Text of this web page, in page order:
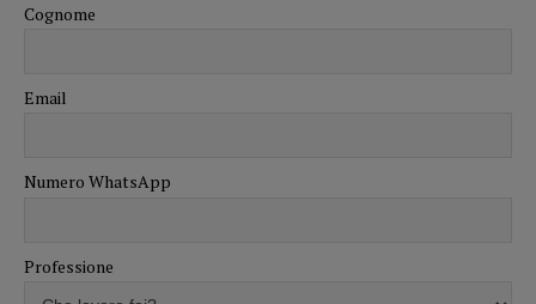
Cognome
Email
Numero WhatsApp
Professione